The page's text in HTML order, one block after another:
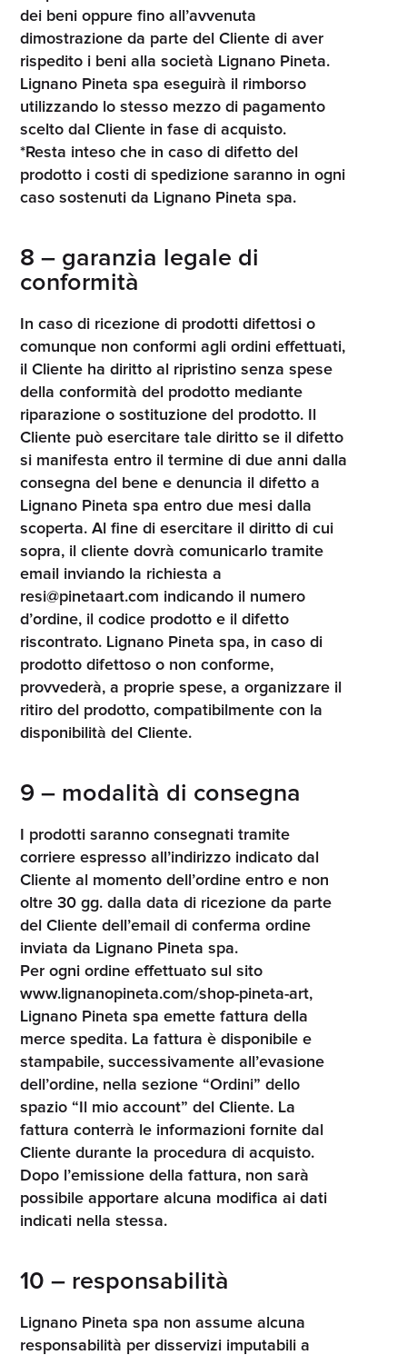
dei beni oppure fino all’avvenuta
dimostrazione da parte del Cliente di aver
rispedito i beni alla società Lignano Pineta.
Lignano Pineta spa eseguirà il rimborso
utilizzando lo stesso mezzo di pagamento
scelto dal Cliente in fase di acquisto.
*Resta inteso che in caso di difetto del
prodotto i costi di spedizione saranno in ogni
caso sostenuti da Lignano Pineta spa.
8 – garanzia legale di
conformità
In caso di ricezione di prodotti difettosi o
comunque non conformi agli ordini effettuati,
il Cliente ha diritto al ripristino senza spese
della conformità del prodotto mediante
riparazione o sostituzione del prodotto. Il
Cliente può esercitare tale diritto se il difetto
si manifesta entro il termine di due anni dalla
consegna del bene e denuncia il difetto a
Lignano Pineta spa entro due mesi dalla
scoperta. Al fine di esercitare il diritto di cui
sopra, il cliente dovrà comunicarlo tramite
email inviando la richiesta a
resi@pinetaart.com indicando il numero
d’ordine, il codice prodotto e il difetto
riscontrato. Lignano Pineta spa, in caso di
prodotto difettoso o non conforme,
provvederà, a proprie spese, a organizzare il
ritiro del prodotto, compatibilmente con la
disponibilità del Cliente.
9 – modalità di consegna
I prodotti saranno consegnati tramite
corriere espresso all’indirizzo indicato dal
Cliente al momento dell’ordine entro e non
oltre 30 gg. dalla data di ricezione da parte
del Cliente dell’email di conferma ordine
inviata da Lignano Pineta spa.
Per ogni ordine effettuato sul sito
www.lignanopineta.com/shop-pineta-art,
Lignano Pineta spa emette fattura della
merce spedita. La fattura è disponibile e
stampabile, successivamente all’evasione
dell’ordine, nella sezione “Ordini” dello
spazio “Il mio account” del Cliente. La
fattura conterrà le informazioni fornite dal
Cliente durante la procedura di acquisto.
Dopo l’emissione della fattura, non sarà
possibile apportare alcuna modifica ai dati
indicati nella stessa.
10 – responsabilità
Lignano Pineta spa non assume alcuna
responsabilità per disservizi imputabili a